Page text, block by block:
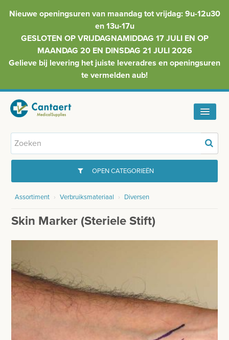
Nieuwe openingsuren van maandag tot vrijdag: 9u-12u30
en 13u-17u
GESLOTEN OP VRIJDAGNAMIDDAG 17 JULI EN OP
MAANDAG 20 EN DINSDAG 21 JULI 2026
Gelieve bij levering het juiste leveradres en openingsuren
te vermelden aub!
HOME
CONTACT
registreer
OPEN CATEGORIEËN
GYNAECOLOGIE
INJECTIEMATERIAAL
WOND- EN VERBANDMATERIAAL
HANDSCHOENEN
HECHTINGSMATERIAAL
OPERATIE-PROTECTIEMATERIAAL
Assortiment › Verbruiksmateriaal › Diversen
Skin Marker (steriele Stift)